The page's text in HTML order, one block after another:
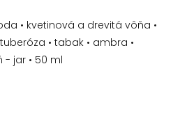
• kvetinová a drevitá vôňa •
• tabak • ambra •
- jar • 50 ml